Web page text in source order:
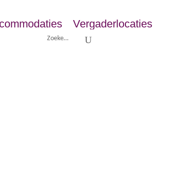
Vergaderlocaties